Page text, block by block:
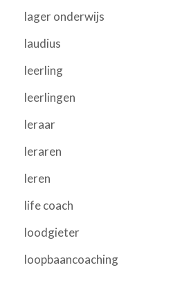
lager onderwijs
laudius
leerling
leerlingen
leraar
leraren
leren
life coach
loodgieter
loopbaancoaching